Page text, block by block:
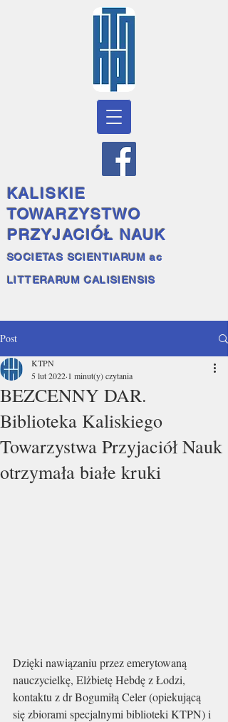
KALISKIE
TOWARZYSTWO
PRZYJACIÓŁ NAUK
SOCIETAS SCIENTIARUM ac
LITTERARUM CALISIENSIS
Post
BEZCENNY DAR.
Biblioteka Kaliskiego
Towarzystwa Przyjaciół Nauk
otrzymała białe kruki
KTPN
5 lut 2022 1 minut(y) czytania
Dzięki nawiązaniu przez emerytowaną
nauczycielkę, Elżbietę Hebdę z Łodzi,
kontaktu z dr Bogumiłą Celer (opiekującą
się zbiorami specjalnymi biblioteki KTPN) i